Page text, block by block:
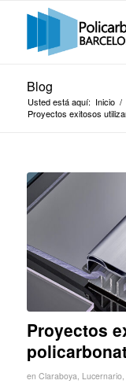
Blog
Usted está aquí: Inicio /
Proyectos exitosos
Proyectos
en Claraboya Lucernario,